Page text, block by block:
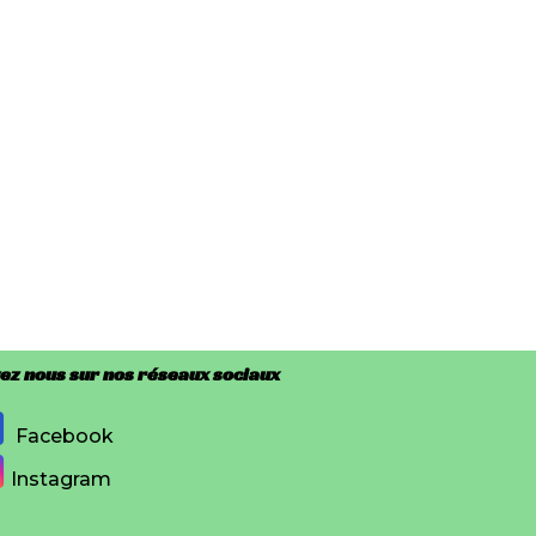
nous sur nos réseaux sociaux
Facebook
Instagram